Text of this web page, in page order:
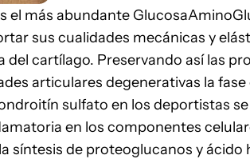
el más abundante
sus cualidades mecánicas y
del cartílago. Preservando así las
articulares degenerativas la
sulfato en los deportistas
en los componentes
síntesis de proteoglucanos y